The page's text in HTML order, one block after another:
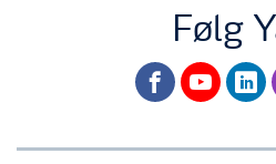
Følg
facebookyoutube